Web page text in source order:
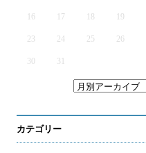
16 17 19
23 24 25 26
30 31
カテゴリー